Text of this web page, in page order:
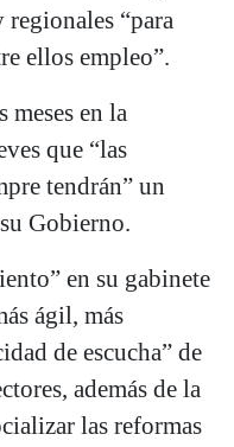
“para
ellos empleo”.
meses en la
que “las
tendrán” un
Gobierno.
en su gabinete
ágil, más
de escucha” de
además de la
las reformas